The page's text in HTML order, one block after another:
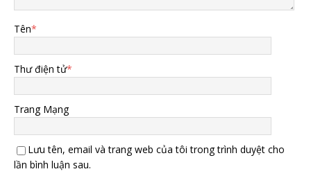
Tên*
Thư điện tử*
Trang Mạng
Lưu tên, email và trang web của tôi trong trình duyệt cho
lần bình luận sau.